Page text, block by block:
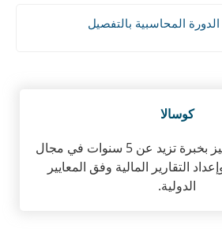
المحاسبية بالتفصيل
كوسالا
مدقق حسابات متميز بخبرة تزيد عن 5 سنوات في مجال
التقارير المالية وفق المعايير
الدولية.